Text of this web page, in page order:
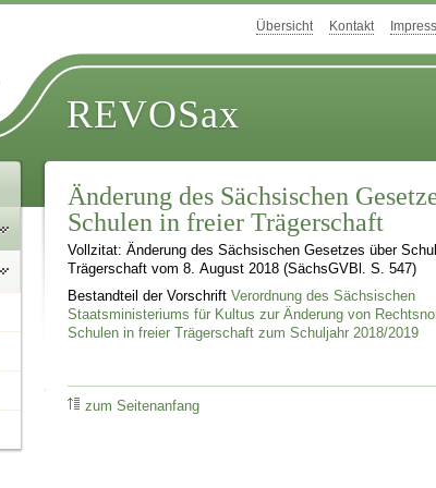
Übersicht Kontakt
REVOSax
Änderung des Sächsischen
Schulen in freier Trägerschaft
Vollzitat: Änderung des Sächsischen Gesetzes über
Trägerschaft vom 8. August 2018 (SächsGVBl. S. 547)
Bestandteil der VorschriftVerordnung des Sächsischen
Staatsministeriums für Kultus zur Änderung von
Schulen in freier Trägerschaft zum Schuljahr 2018/2019
zum Seitenanfang